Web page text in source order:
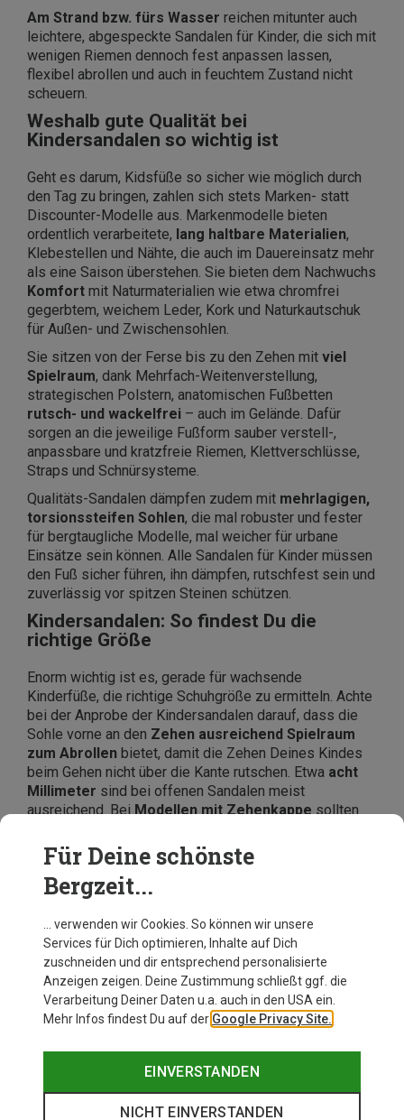
Am Strand bzw. fürs Wasser reichen mitunter auch
leichtere, abgespeckte Sandalen für Kinder, die sich mit
wenigen Riemen dennoch fest anpassen lassen,
flexibel abrollen und auch in feuchtem Zustand nicht
scheuern.
Weshalb gute Qualität bei
Kindersandalen so wichtig ist
Geht es darum, Kidsfüße so sicher wie möglich durch
den Tag zu bringen, zahlen sich stets Marken- statt
Discounter-Modelle aus. Markenmodelle bieten
ordentlich verarbeitete, lang haltbare Materialien,
Klebestellen und Nähte, die auch im Dauereinsatz mehr
als eine Saison überstehen. Sie bieten dem Nachwuchs
Komfort mit Naturmaterialien wie etwa chromfrei
gegerbtem, weichem Leder, Kork und Naturkautschuk
für Außen- und Zwischensohlen.
Sie sitzen von der Ferse bis zu den Zehen mit viel
Spielraum, dank Mehrfach-Weitenverstellung,
strategischen Polstern, anatomischen Fußbetten
rutsch- und wackelfrei – auch im Gelände. Dafür
sorgen an die jeweilige Fußform sauber verstell-,
anpassbare und kratzfreie Riemen, Klettverschlüsse,
Straps und Schnürsysteme.
Qualitäts-Sandalen dämpfen zudem mit mehrlagigen,
torsionssteifen Sohlen, die mal robuster und fester
für bergtaugliche Modelle, mal weicher für urbane
Einsätze sein können. Alle Sandalen für Kinder müssen
den Fuß sicher führen, ihn dämpfen, rutschfest sein und
zuverlässig vor spitzen Steinen schützen.
Kindersandalen: So findest Du die
richtige Größe
Enorm wichtig ist es, gerade für wachsende
Kinderfüße, die richtige Schuhgröße zu ermitteln. Achte
bei der Anprobe der Kindersandalen darauf, dass die
Sohle vorne an den Zehen ausreichend Spielraum
zum Abrollen bietet, damit die Zehen Deines Kindes
beim Gehen nicht über die Kante rutschen. Etwa acht
Millimeter sind bei offenen Sandalen meist
ausreichend. BeiModellen mit Zehenkappesollten
werden. Bei Outdoor-Sandalen für Kinder sollte zudem
auf etwas Wachstumsspielraum geachtet werden. Aber
bitte nicht zu groß bemessen, sonst droht Gefahr zu
Für Deine schönste
Bergzeit...
… verwenden wir Cookies. So können wir unsere
Services für Dich optimieren, Inhalte auf Dich
zuschneiden und dir entsprechend personalisierte
Anzeigen zeigen. Deine Zustimmung schließt ggf. die
Verarbeitung Deiner Daten u.a. auch in den USA ein.
Mehr Infos findest Du auf der Google Privacy Site.
EINVERSTANDEN
NICHT EINVERSTANDEN